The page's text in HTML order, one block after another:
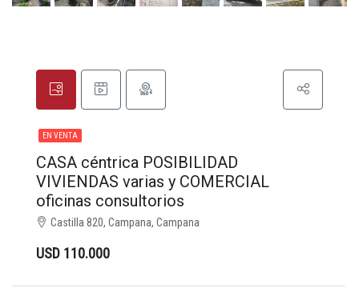
EN VENTA
CASA céntrica POSIBILIDAD
VIVIENDAS varias y COMERCIAL
oficinas consultorios
Castilla 820, Campana, Campana
USD 110.000